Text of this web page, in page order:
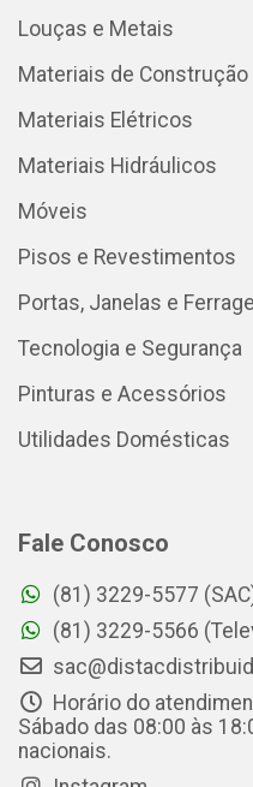
Louças e Metais
Materiais de Construção
Materiais Elétricos
Materiais Hidráulicos
Móveis
Pisos e Revestimentos
Portas, Janelas e
Tecnologia e Segurança
Pinturas e Acessórios
Utilidades Domésticas
Fale Conosco
(81) 3229-5577
(81) 3229-5566
Horário do
Sábado das 08:00 às
nacionais.